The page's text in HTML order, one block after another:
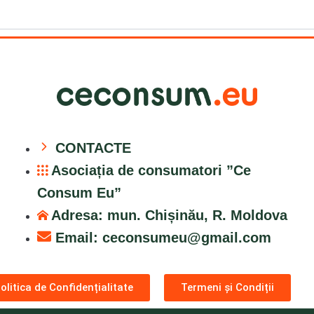
CONTACTE
Asociația de consumatori ”Ce
Consum Eu”
Adresa: mun. Chișinău, R. Moldova
Email:ceconsumeu@gmail.com
de Confidențialitate Termeni și Condiții